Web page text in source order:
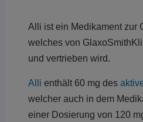
Alli ist ein Medikament zur
welches von
und vertrieben wird.
Alli enthält 60 mg des
welcher auch in dem
einer Dosierung von 120